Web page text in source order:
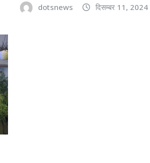
dotsnews दिसम्बर 11, 2024